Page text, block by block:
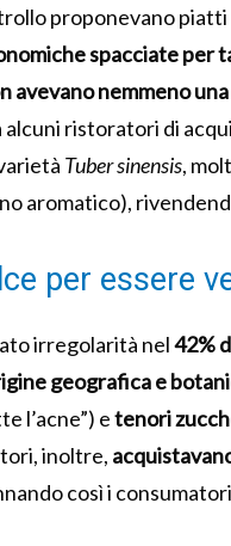
proponevano
spacciate per
nemmeno
alcuni ristoratori di
Tuber sinensis,
aromatico),
per essere
irregolarità nel42%
geografica e
l’acne”) etenori
inoltre,
così i